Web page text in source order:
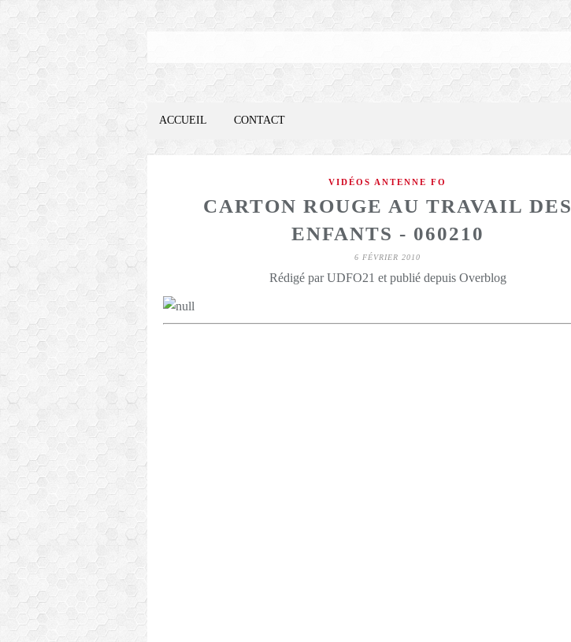
ACCUEIL CONTACT
VIDÉOS ANTENNE FO
CARTON ROUGE AU TRAVAIL DES
ENFANTS - 060210
6 FÉVRIER 2010
Rédigé par UDFO21 et publié depuis Overblog